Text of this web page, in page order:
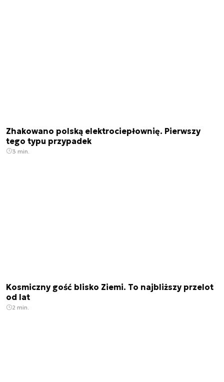
Zhakowano polską elektrociepłownię. Pierwszy
tego typu przypadek
3 min.
Kosmiczny gość blisko Ziemi. To najbliższy przelot
od lat
2 min.